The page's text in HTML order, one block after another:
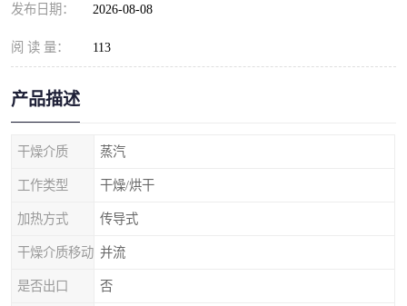
发布日期： 2026-08-08
阅 读 量： 113
产品描述
干燥介质 蒸汽
工作类型 干燥/烘干
加热方式 传导式
干燥介质移动 并流
是否出口 否